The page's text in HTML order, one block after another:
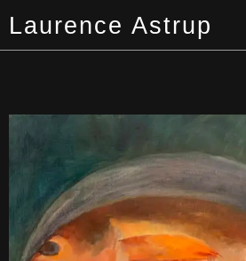
Laurence Astrup